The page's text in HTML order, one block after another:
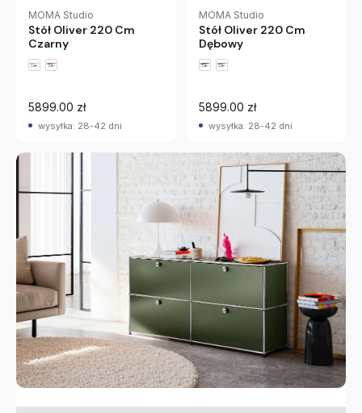
MOMA Studio
Stół Oliver 220 Cm
Czarny
5899.00 zł
wysyłka: 28-42 dni
MOMA Studio
Stół Oliver 220 Cm
Dębowy
5899.00 zł
wysyłka: 28-42 dni